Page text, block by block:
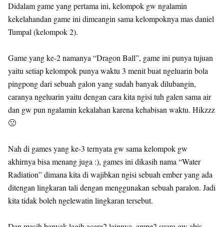
Didalam game yang pertama ini, kelompok gw ngalamin
kekelahandan game ini dimeangin sama kelompoknya mas daniel
Tumpal (kelompok 2).
Game yang ke-2 namanya “Dragon Ball”, game ini punya tujuan
yaitu setiap kelompok punya waktu 3 menit buat ngeluarin bola
pingpong dari sebuah galon yang sudah banyak dilubangin,
caranya ngeluarin yaitu dengan cara kita ngisi tuh galen sama air
dan gw pun ngalamin kekalahan karena kehabisan waktu. Hikzzz
🙁
Nah di games yang ke-3 ternyata gw sama kelompok gw
akhirnya bisa menang juga :), games ini dikasih nama “Water
Radiation” dimana kita di wajibkan ngisi sebuah ember yang ada
ditengan lingkaran tali dengan menggunakan sebuah paralon. Jadi
kita tidak boleh ngelewatin lingkaran tersebut.